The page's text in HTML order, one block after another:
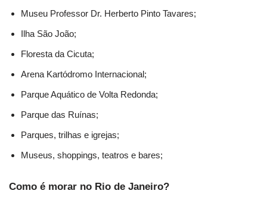
Museu Professor Dr. Herberto Pinto Tavares;
Ilha São João;
Floresta da Cicuta;
Arena Kartódromo Internacional;
Parque Aquático de Volta Redonda;
Parque das Ruínas;
Parques, trilhas e igrejas;
Museus, shoppings, teatros e bares;
Como é morar no Rio de Janeiro?